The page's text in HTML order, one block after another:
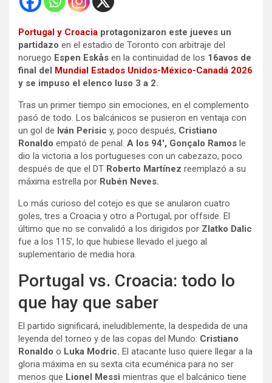
Portugal y Croacia protagonizaron este jueves un
partidazo en el estadio de Toronto con arbitraje del
noruego Espen Eskås en la continuidad de los 16avos de
final del Mundial Estados Unidos-México-Canadá 2026
y se impuso el elenco luso 3 a 2.
Tras un primer tiempo sin emociones, en el complemento
pasó de todo. Los balcánicos se pusieron en ventaja con
un gol de Iván Perisic y, poco después, Cristiano
Ronaldo empató de penal. A los 94′, Gonçalo Ramos le
dio la victoria a los portugueses con un cabezazo, poco
después de que el DT Roberto Martínez reemplazó a su
máxima estrella por Rubén Neves.
Lo más curioso del cotejo es que se anularon cuatro
goles, tres a Croacia y otro a Portugal, por offside. El
último que no se convalidó a los dirigidos por Zlatko Dalic
fue a los 115′, lo que hubiese llevado el juego al
suplementario de media hora.
Portugal vs. Croacia: todo lo
que hay que saber
El partido significará, ineludiblemente, la despedida de una
leyenda del torneo y de las copas del Mundo: Cristiano
Ronaldo o Luka Modric. El atacante luso quiere llegar a la
gloria máxima en su sexta cita ecuménica para no ser
menos que Lionel Messi mientras que el balcánico tiene